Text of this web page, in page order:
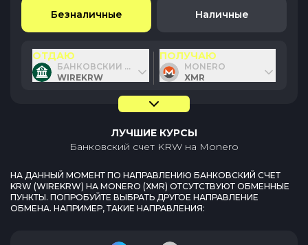
Безналичные Наличные
ОТДАЮ
БАНКОВСКИЙ СЧЕТ KRW
WIREKRW
ПОЛУЧАЮ
MONERO
XMR
ЛУЧШИЕ КУРСЫ
Банковский счет KRW на Monero
НА ДАННЫЙ МОМЕНТ ПО НАПРАВЛЕНИЮ БАНКОВСКИЙ СЧЕТ
KRW (WIREKRW) НА MONERO (XMR) ОТСУТСТВУЮТ ОБМЕННЫЕ
ПУНКТЫ. ПОПРОБУЙТЕ ВЫБРАТЬ ДРУГОЕ НАПРАВЛЕНИЕ
ОБМЕНА. НАПРИМЕР, ТАКИЕ НАПРАВЛЕНИЯ: